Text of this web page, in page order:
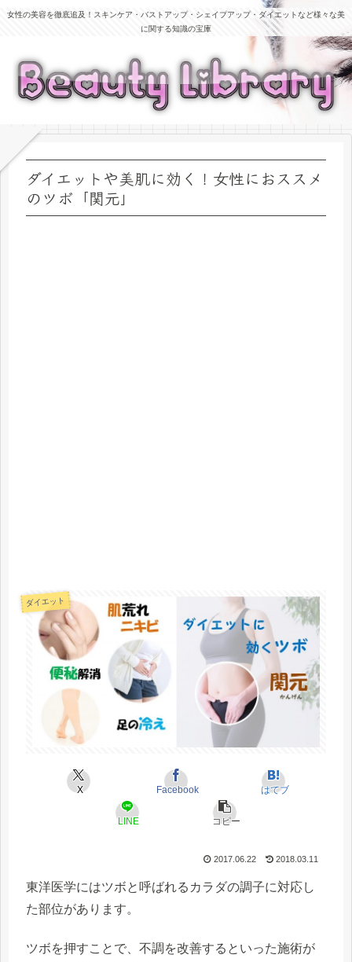
女性の美容を徹底追及！スキンケア・バストアップ・シェイプアップ・ダイエットなど様々な美
に関する知識の宝庫
ダイエットや美肌に効く！女性におススメ
のツボ「関元」
ダイエット
X Facebook はてブ
LINE コピー
2017.06.22 2018.03.11
東洋医学にはツボと呼ばれるカラダの調子に対応し
た部位があります。
ツボを押すことで、不調を改善するといった施術が